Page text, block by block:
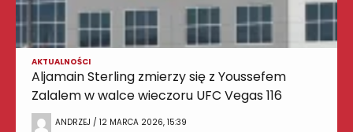
AKTUALNOŚCI
Aljamain Sterling zmierzy się z Youssefem
Zalalem w walce wieczoru UFC Vegas 116
ANDRZEJ / 12 MARCA 2026, 15:39